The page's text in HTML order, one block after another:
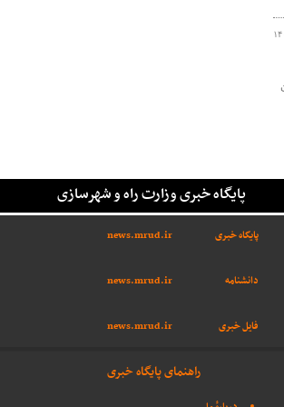
پایگاه خبری وزارت راه و شهرسازی
پایگاه خبری news.mrud.ir
دانشنامه
news.mrud.ir
فایل خبری news.mrud.ir
راهنمای پایگاه خبری